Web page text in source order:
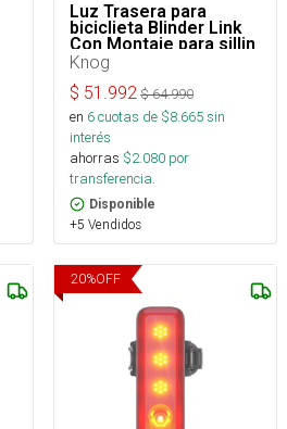
Luz Trasera para
biciclieta Blinder Link
Con Montaje para sillin
Knog
$ 51.992 $64.990
en 6cuotas de $8.665sin
interés
ahorras $2.080 por
transferencia.
Disponible
+5 Vendidos
20%OFF